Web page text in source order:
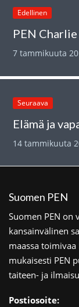
Edellinen
PEN
7 tammikuuta
Seuraava
Elämä ja
14 tammikuuta
Suomen PEN
Suomen PEN
kansainvälinen
maassa
mukaisesti PEN
taiteen- ja
Postiosoite: